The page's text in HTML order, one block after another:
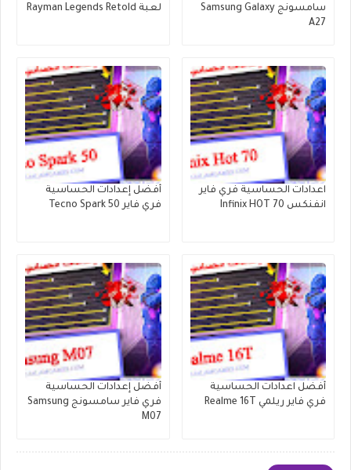
سامسونج Samsung Galaxy
A27
لعبة Rayman Legends Retold
اعدادات الحساسية فري فاير
انفنكس Infinix HOT 70
أفضل إعدادات الحساسية
فري فاير Tecno Spark 50
أفضل اعدادات الحساسية
فري فاير ريلمي Realme 16T
أفضل إعدادات الحساسية
فري فاير سامسونج Samsung
M07